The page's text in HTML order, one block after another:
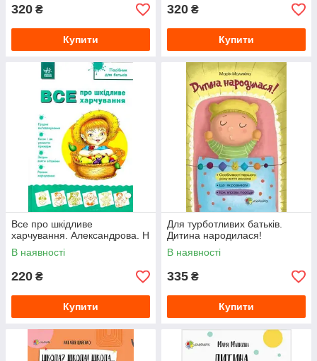
320 ₴
Купити
320 ₴
Купити
Все про шкідливе
харчування. Александрова. Н
В наявності
220 ₴
Купити
Для турботливих батьків.
Дитина народилася!
В наявності
335 ₴
Купити